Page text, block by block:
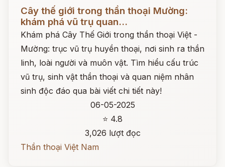
Cây thế giới trong thần thoại Mường:
khám phá vũ trụ quan...
Khám phá Cây Thế Giới trong thần thoại Việt -
Mường: trục vũ trụ huyền thoại, nơi sinh ra thần
linh, loài người và muôn vật. Tìm hiểu cấu trúc
vũ trụ, sinh vật thần thoại và quan niệm nhân
sinh độc đáo qua bài viết chi tiết này!
06-05-2025
⭐ 4.8
3,026 lượt đọc
Thần thoại Việt Nam